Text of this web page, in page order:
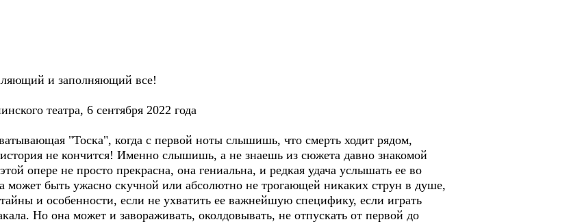
и заполняющий все!
театра, 6 сентября 2022 года
"Тоска", когда с первой ноты слышишь, что смерть ходит рядом,
не кончится! Именно слышишь, а не знаешь из сюжета давно знакомой
опере не просто прекрасна, она гениальна, и редкая удача услышать ее во
может быть ужасно скучной или абсолютно не трогающей никаких струн в душе,
и особенности, если не ухватить ее важнейшую специфику, если играть
Но она может и завораживать, околдовывать, не отпускать от первой до